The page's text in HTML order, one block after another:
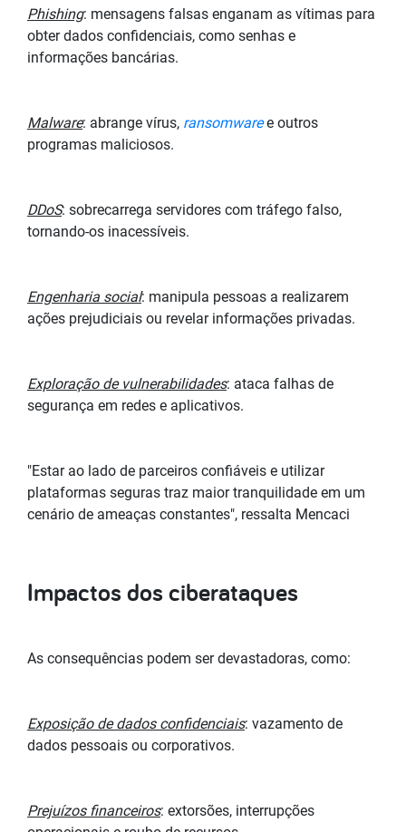
Phishing: mensagens falsas enganam as vítimas para
obter dados confidenciais, como senhas e
informações bancárias.
Malware: abrange vírus, ransomwaree outros
programas maliciosos.
DDoS: sobrecarrega servidores com tráfego falso,
tornando-os inacessíveis.
Engenharia social: manipula pessoas a realizarem
ações prejudiciais ou revelar informações privadas.
Exploração de vulnerabilidades: ataca falhas de
segurança em redes e aplicativos.
"Estar ao lado de parceiros confiáveis e utilizar
plataformas seguras traz maior tranquilidade em um
cenário de ameaças constantes", ressalta Mencaci
Impactos dos ciberataques
As consequências podem ser devastadoras, como:
Exposição de dados confidenciais: vazamento de
dados pessoais ou corporativos.
Prejuízos financeiros: extorsões, interrupções